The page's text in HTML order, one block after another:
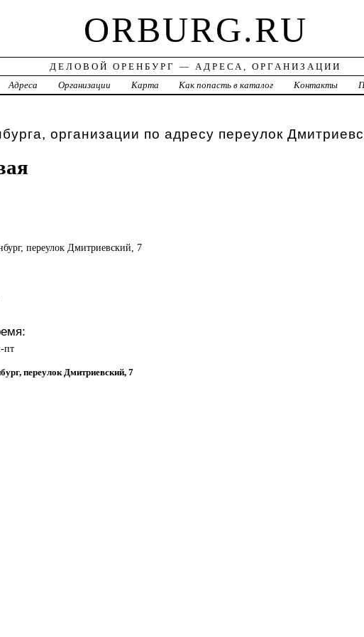
ORBURG.RU
ДЕЛОВОЙ ОРЕНБУРГ — АДРЕСА, ОРГАНИЗАЦИИ
Адреса
Организации Карта Как попасть в каталог Контакты
организации по адресу переулок
переулок Дмитриевский, 7
пт
переулок Дмитриевский, 7